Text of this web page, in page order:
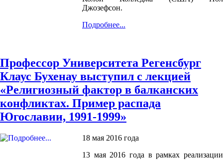
Джозефсон.
Подробнее...
Профессор Университета Регенсбург
Клаус Бухенау выступил с лекцией
«Религиозный фактор в балканских
конфликтах. Пример распада
Югославии, 1991-1999»
18 мая 2016 года
13 мая 2016 года в рамках реализации